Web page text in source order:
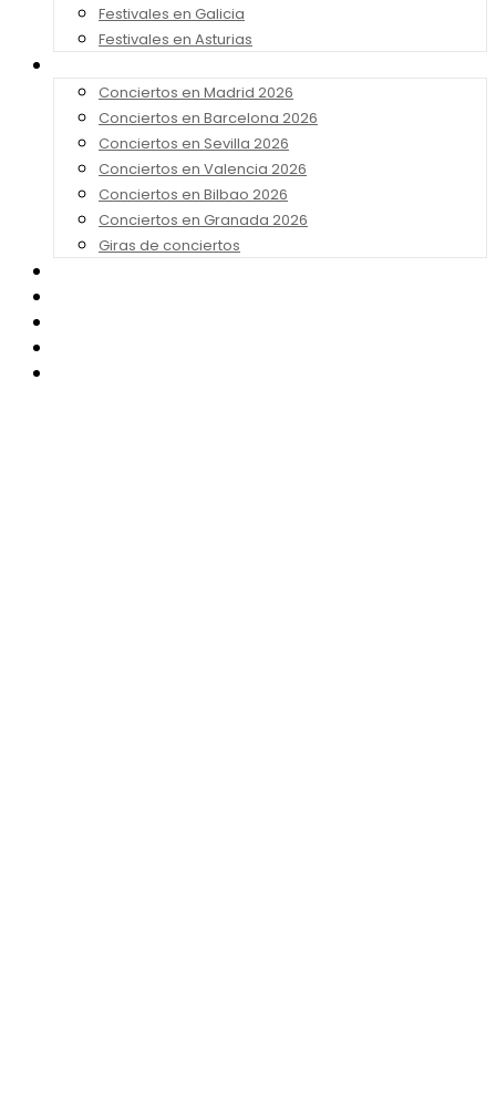
Festivales en Galicia
Festivales en Asturias
Conciertos en Madrid 2026
Conciertos en Barcelona 2026
Conciertos en Sevilla 2026
Conciertos en Valencia 2026
Conciertos en Bilbao 2026
Conciertos en Granada 2026
Giras de conciertos